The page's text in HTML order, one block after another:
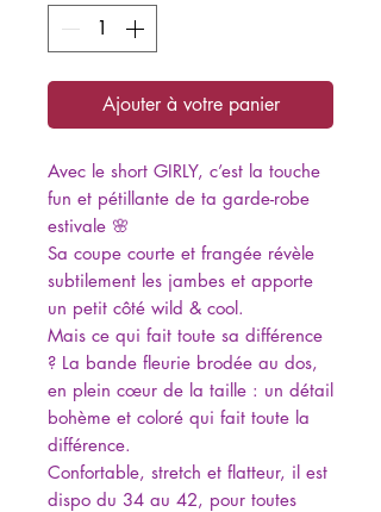
Ajouter à votre panier
Avec le short GIRLY, c’est la touche
fun et pétillante de ta garde-robe
estivale 🌸
Sa coupe courte et frangée révèle
subtilement les jambes et apporte
un petit côté wild & cool.
Mais ce qui fait toute sa différence
? La bande fleurie brodée au dos,
en plein cœur de la taille : un détail
bohème et coloré qui fait toute la
différence.
Confortable, stretch et flatteur, il est
dispo du 34 au 42, pour toutes